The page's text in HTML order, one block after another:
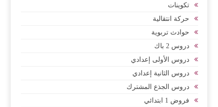
تكوينات
حركة انتقالية
حوادث تربوية
دروس 2 باك
دروس الأولى إعدادي
دروس الثانية إعدادي
دروس الجذع المشترك
فروض 1 ابتدائي